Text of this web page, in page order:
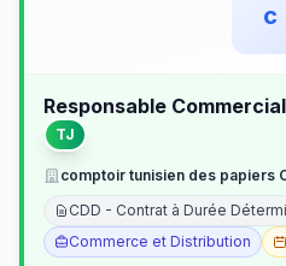
c
Responsable Commercial
TJ
comptoir tunisien des papiers
CDD - Contrat à Durée
Commerce et Distribution